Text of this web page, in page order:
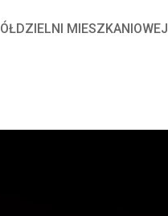
MIESZKANIOWEJ